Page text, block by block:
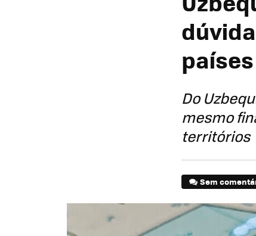
Do
mesmo
territórios
Sem